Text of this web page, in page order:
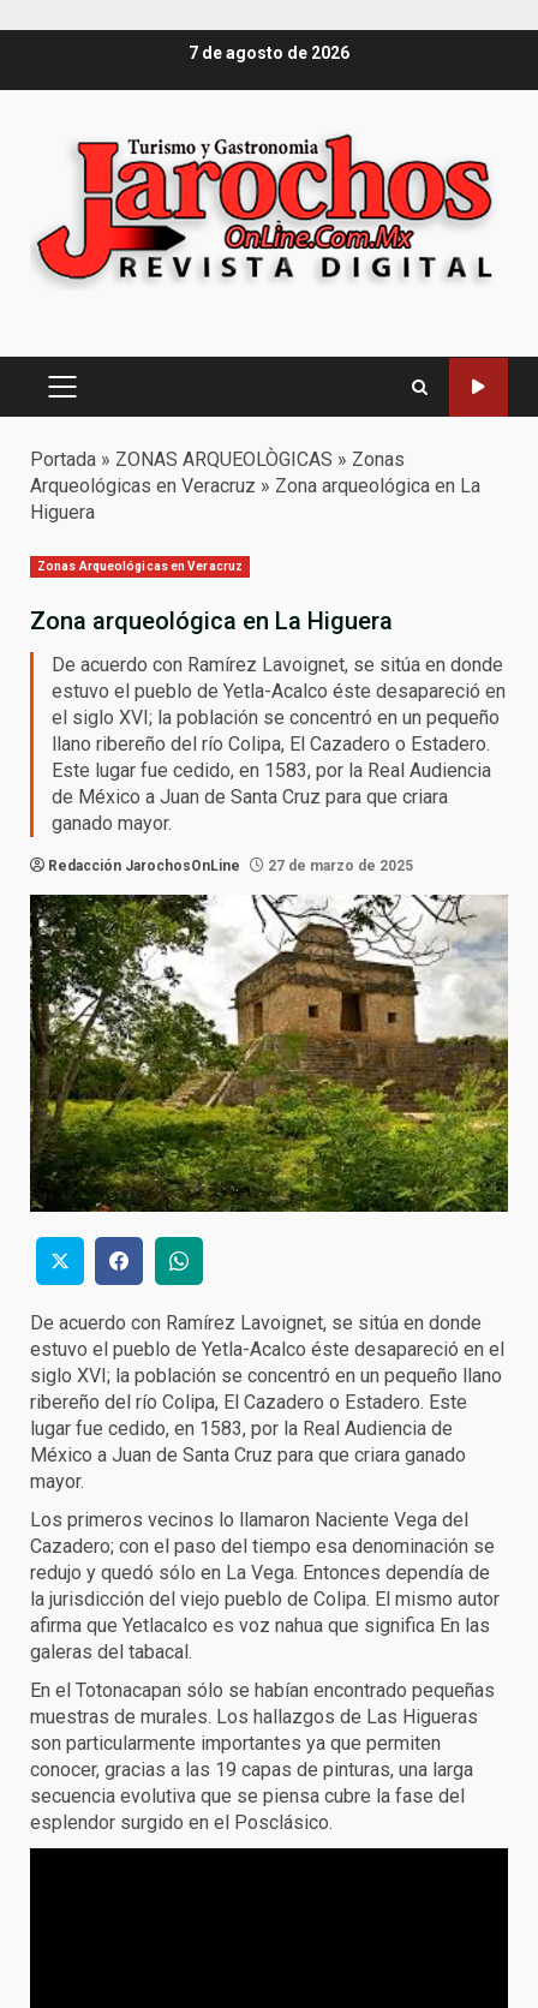
contenido
7 de agosto de 2026
Menú
principal
Portada » ZONAS ARQUEOLÒGICAS » Zonas
Arqueológicas en Veracruz » Zona arqueológica en La
Higuera
Zonas Arqueológicas en Veracruz
Zona arqueológica en La Higuera
De acuerdo con Ramírez Lavoignet, se sitúa en donde
estuvo el pueblo de Yetla-Acalco éste desapareció en
el siglo XVI; la población se concentró en un pequeño
llano ribereño del río Colipa, El Cazadero o Estadero.
Este lugar fue cedido, en 1583, por la Real Audiencia
de México a Juan de Santa Cruz para que criara
ganado mayor.
Redacción JarochosOnLine 27 de marzo de 2025
De acuerdo con Ramírez Lavoignet, se sitúa en donde
estuvo el pueblo de Yetla-Acalco éste desapareció en el
siglo XVI; la población se concentró en un pequeño llano
ribereño del río Colipa, El Cazadero o Estadero. Este
lugar fue cedido, en 1583, por la Real Audiencia de
México a Juan de Santa Cruz para que criara ganado
mayor.
Los primeros vecinos lo llamaron Naciente Vega del
Cazadero; con el paso del tiempo esa denominación se
redujo y quedó sólo en La Vega. Entonces dependía de
la jurisdicción del viejo pueblo de Colipa. El mismo autor
afirma que Yetlacalco es voz nahua que significa En las
galeras del tabacal.
En el Totonacapan sólo se habían encontrado pequeñas
muestras de murales. Los hallazgos de Las Higueras
son particularmente importantes ya que permiten
conocer, gracias a las 19 capas de pinturas, una larga
secuencia evolutiva que se piensa cubre la fase del
esplendor surgido en el Posclásico.